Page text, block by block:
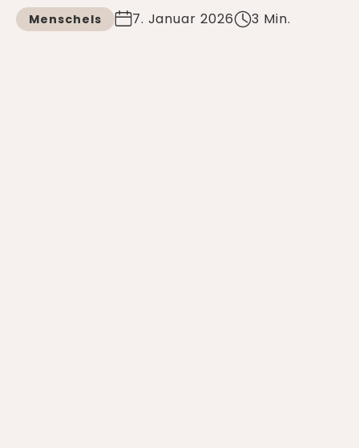
Menschels 7. Januar 2026 3 Min.